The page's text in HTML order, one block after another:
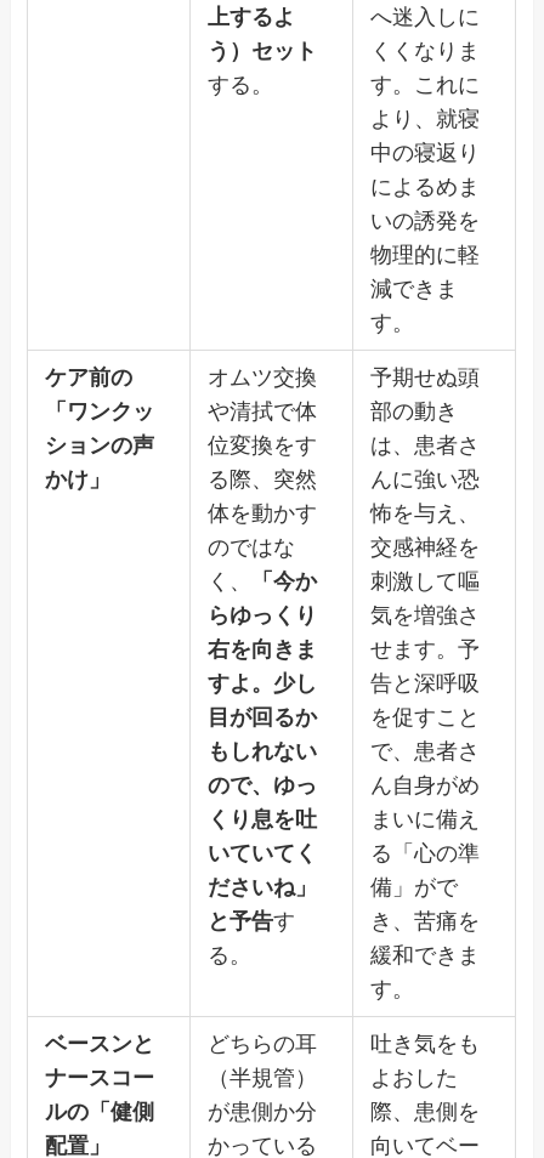
上するよ
う）セット
する。
へ迷入しに
くくなりま
す。これに
より、就寝
中の寝返り
によるめま
いの誘発を
物理的に軽
減できま
す。
ケア前の
「ワンクッ
ションの声
かけ」
オムツ交換
や清拭で体
位変換をす
る際、突然
体を動かす
のではな
く、
「今か
らゆっくり
右を向きま
すよ。少し
目が回るか
もしれない
ので、ゆっ
くり息を吐
いていてく
ださいね」
と予告す
る。
予期せぬ頭
部の動き
は、患者さ
んに強い恐
怖を与え、
交感神経を
刺激して嘔
気を増強さ
せます。予
告と深呼吸
を促すこと
で、患者さ
ん自身がめ
まいに備え
る「心の準
備」がで
き、苦痛を
緩和できま
す。
ベースンと
ナースコー
ルの「健側
配置」
どちらの耳
（半規管）
が患側か分
かっている
吐き気をも
よおした
際、患側を
向いてベー